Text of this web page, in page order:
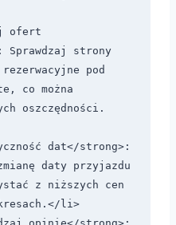
Sprawdzaj strony
pod
co można
oszczędności.
daty przyjazdu
z niższych cen
li>